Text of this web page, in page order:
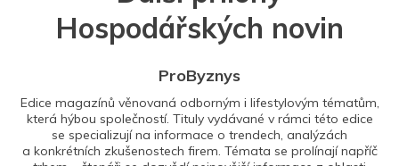
Hospodářských novin
ProByznys
Edice magazínů věnovaná odborným i lifestylovým tématům,
která hýbou společností. Tituly vydávané v rámci této edice
se specializují na informace o trendech, analýzách
a konkrétních zkušenostech firem. Témata se prolínají napříč